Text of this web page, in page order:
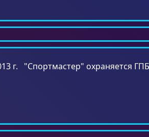
г. "Спортмастер" охраняется